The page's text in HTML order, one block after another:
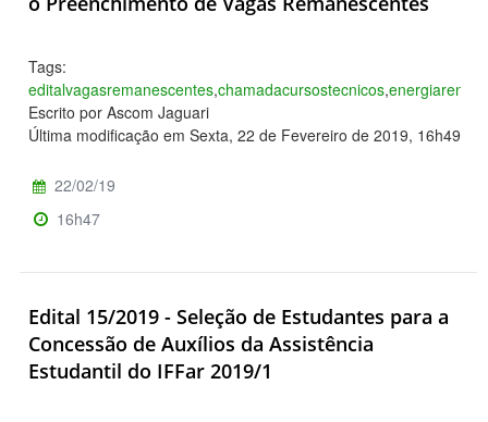
Tags:
editalvagasremanescentes,chamadacursostecnicos,
Escrito por Ascom Jaguari
Última modificação em Sexta, 22 de Fevereiro de 2019, 16h49
22/02/19
16h47
Edital 15/2019 - Seleção de Estudantes para a
Concessão de Auxílios da Assistência
Estudantil do IFFar 2019/1